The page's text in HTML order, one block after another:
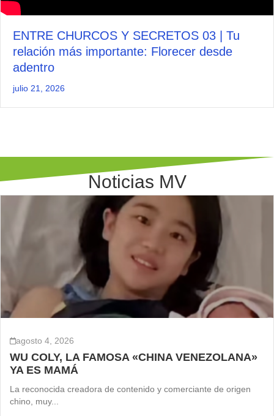
ENTRE CHURCOS Y SECRETOS 03 | Tu
relación más importante: Florecer desde
adentro
julio 21, 2026
Noticias MV
agosto 4, 2026
WU COLY, LA FAMOSA «CHINA VENEZOLANA»
YA ES MAMÁ
La reconocida creadora de contenido y comerciante de origen
chino, muy...